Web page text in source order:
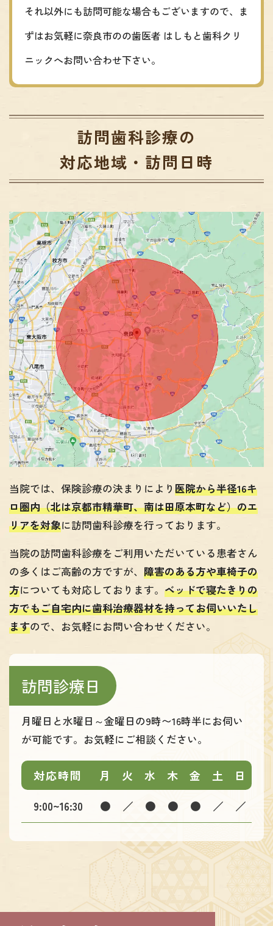
それ以外にも訪問可能な場合もございますので、ま
ずはお気軽に奈良市のの歯医者 はしもと歯科クリ
ニックへお問い合わせ下さい。
訪問歯科診療の
対応地域・訪問日時
当院では、保険診療の決まりにより 医院から半径16キ
ロ圏内（北は京都市精華町、南は田原本町など）のエ
リアを対象に訪問歯科診療を行っております。
当院の訪問歯科診療をご利用いただいている患者さん
の多くはご高齢の方ですが、 障害のある方や車椅子の
方についても対応しております。 ベッドで寝たきりの
方でもご自宅内に歯科治療器材を持ってお伺いいたし
ますので、お気軽にお問い合わせください。
訪問診療日
月曜日と水曜日～金曜日の9時〜16時半にお伺い
が可能です。お気軽にご相談ください。
対応時間 月 火 水 木 金 土
日
9:00~16:30
● ／ ● ● ● ／ ／